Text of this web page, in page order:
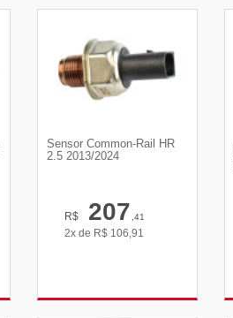
Sensor Common-Rail HR
2.5 2013/2024
R$ 207,41
2x de R$ 106,91